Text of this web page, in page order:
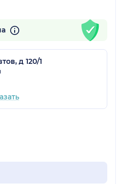
д 120/1